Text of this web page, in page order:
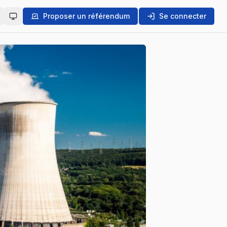
Auto (système)Proposer un référendum Se connecter